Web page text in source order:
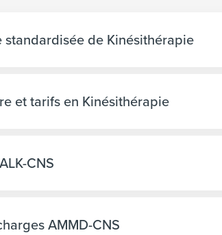
standardisée de Kinésithérapie
et tarifs en Kinésithérapie
CNS
AMMD-CNS